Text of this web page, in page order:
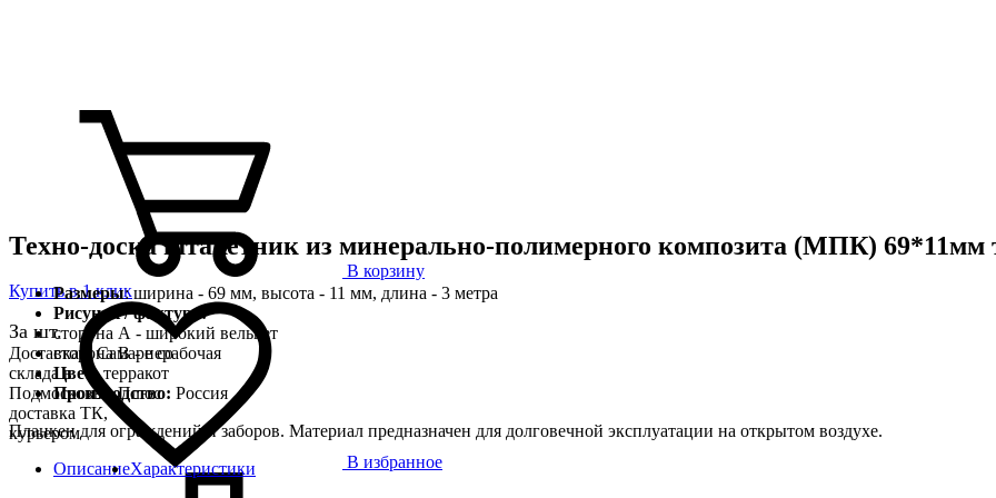
За шт.
Доставка в Самаре со
склада в
Подмосковье. Плюс
доставка ТК,
курьером
В корзину
Купить в 1 клик
В избранное
Техно-доска штакетник из минерально-полимерного композита (МПК) 69*11мм
Размеры: ширина - 69 мм, высота - 11 мм, длина - 3 метра
Рисунок / фактура:
сторона А - широкий вельвет
сторона B - нерабочая
Цвет:терракот
Производство: Россия
Планкен для ограждений и заборов. Материал предназначен для долговечной эксплуатации на открытом воздухе.
ОписаниеХарактеристики